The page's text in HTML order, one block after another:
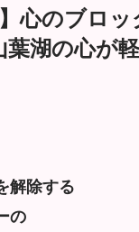
】心のブロ
湖の心が
解除する
の